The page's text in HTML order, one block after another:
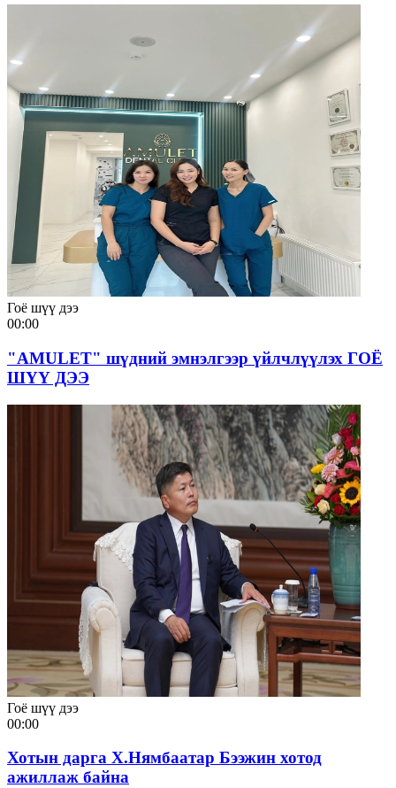
Гоё шүү дээ
00:00
"AMULET" шүдний эмнэлгээр үйлчлүүлэх ГОЁ
ШҮҮ ДЭЭ
Гоё шүү дээ
00:00
Хотын дарга Х.Нямбаатар Бээжин хотод
ажиллаж байна